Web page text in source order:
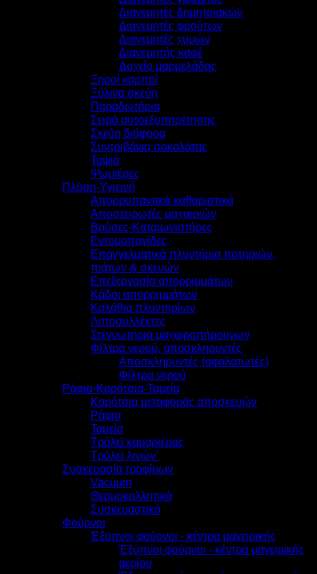
Διανεμητές δημητριακών
Διανεμητές φρούτων
Διανεμητές χυμών
Διανεμητής καφέ
Δοχείο μαρμελάδας
Ξηροί καρποί
Ξύλινα σκεύη
Παραδωτήρια
Σειρά αυτοεξυπηρέτησης
Σκεύη διάφορα
Συντριβάνια σοκολάτας
Ταψιά
Ψωμιέρες
Πλύση-Υγιεινή
Απορρυπαντικά καθαριστικά
Αποστειρωτές μαχαιριών
Βρύσες-Καταιωνιστήρες
Εντομοπαγίδες
Επαγγελματικά πλυντήρια ποτηριών,
πιάτων & σκευών
Επεξεργασία απορριμμάτων
Κάδοι απορριμμάτων
Καλάθια πλυντηρίων
Λιποσυλλέκτες
Στεγνωτήρια μαχαιροπήρουνων
Φίλτρα νερού, αποσκληρυντές
Αποσκληρυντές (αφαλατωτές)
Φίλτρα νερού
Ράφια-Καρότσια-Ταμεία
Καρότσια μεταφοράς αποσκευών
Ράφια
Ταμεία
Τρόλεϊ καμαριέρας
Τρόλεϊ λινών΄
Συσκευασία τροφίμων
Vacuum
Θερμοκολλητικά
Συσκευαστικά
Φούρνοι
Έξυπνοι φούρνοι - κέντρα μαγειρικής
Έξυπνοι φούρνοι - κέντρα μαγειρικής
αερίου